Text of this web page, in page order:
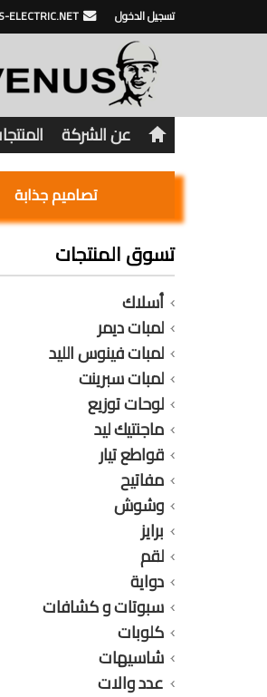
ELECTRIC.NET تسجيل الدخول
عن الشركة
تصاميم جذابة
تسوق المنتجات
أسلاك
لمبات ديمر
لمبات فينوس الليد
لمبات سبرينت
لوحات توزيع
ماجنتيك ليد
قواطع تيار
مفاتيح
وشوش
برايز
لقم
دواية
سبوتات و كشافات
كلوبات
شاسيهات
عدد والات